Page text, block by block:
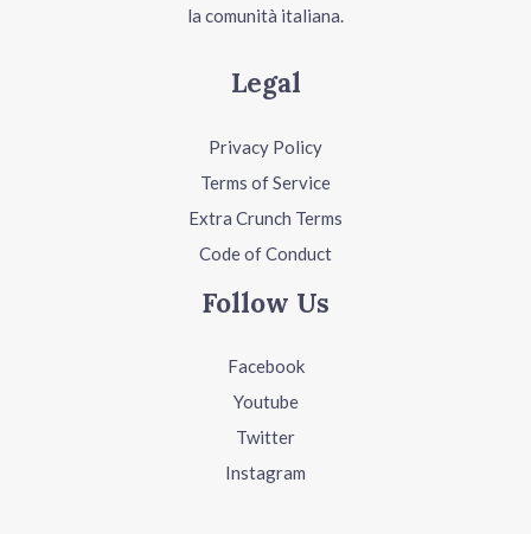
la comunità italiana.
Legal
Privacy Policy
Terms of Service
Extra Crunch Terms
Code of Conduct
Follow Us
Facebook
Youtube
Twitter
Instagram